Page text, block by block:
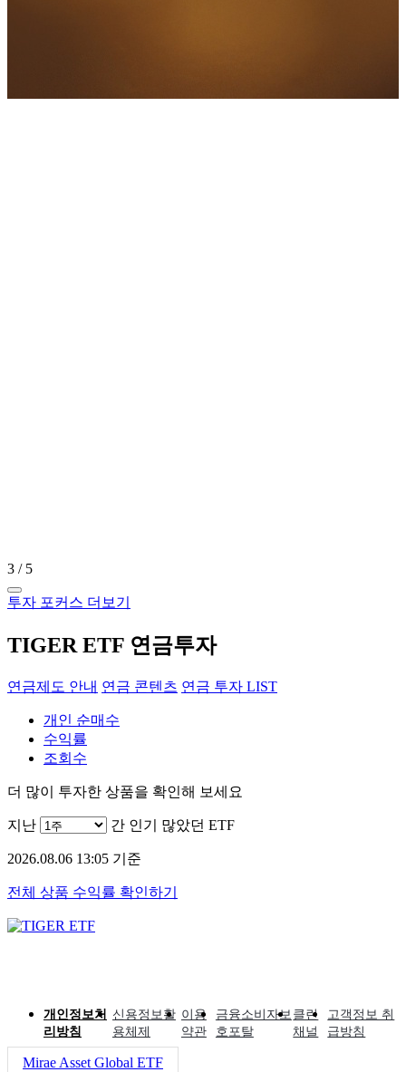
4 / 5
투자 포커스 더보기
TIGER ETF 연금투자
연금제도 안내 연금 콘텐츠 연금 투자 LIST
개인 순매수
수익률
조회수
더 많이 투자한 상품을 확인해 보세요
지난 간 인기 많았던 ETF
2026.08.06 13:05 기준
전체 상품 수익률 확인하기
개인정보처
리방침
신용정보활
용체제
이용
약관
금융소비자보
호포탈
클린
채널
고객정보 취
급방침
Mirae Asset Global ETF